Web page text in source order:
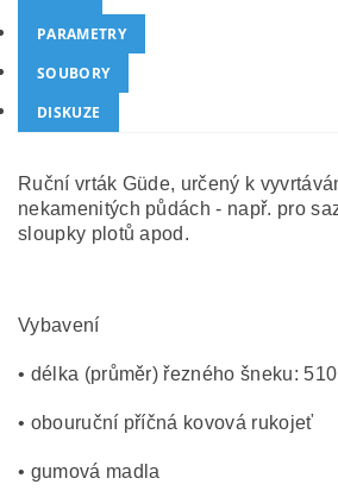
PARAMETRY
SOUBORY
DISKUZE
Ruční vrták Güde, určený k
nekamenitých půdách - např. pro
sloupky plotů apod.
Vybavení
• délka (průměr) řezného šneku:
• obouruční příčná kovová rukojeť
• gumová madla